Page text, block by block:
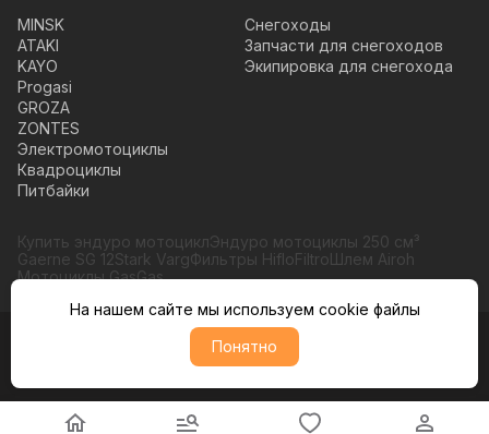
MINSK
ATAKI
KAYO
Progasi
GROZA
ZONTES
Электромотоциклы
Квадроциклы
Питбайки
Снегоходы
Запчасти для снегоходов
Экипировка для снегохода
Купить эндуро мотоциклЭндуро мотоциклы 250 см³
Gaerne SG 12Stark VargФильтры HifloFiltroШлем Airoh
Мотоциклы GasGas
© Moto365, Все права защищены
Политика обратботки персональных данных
На нашем сайте мы используем cookie файлы
Понятно